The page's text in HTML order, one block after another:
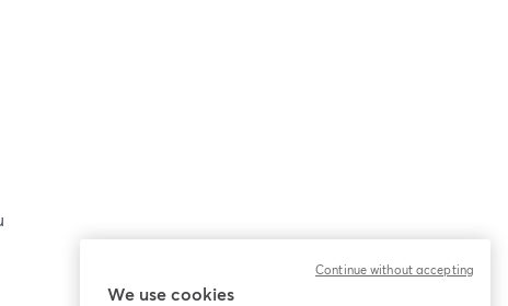
We use cookies
Continue without accepting